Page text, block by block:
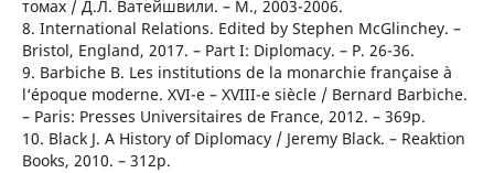
томах / Д.Л. Ватейшвили. – М., 2003-2006.
8. International Relations. Edited by Stephen McGlinchey. –
Bristol, England, 2017. – Part I: Diplomacy. – P. 26-36.
9. Barbiche B. Les institutions de la monarchie française à
l‘époque moderne. XVI-e – XVIII-e siècle / Вernard Barbiche.
– Paris: Presses Universitaires de France, 2012. – 369р.
10. Black J. A History of Diplomacy / Jeremy Black. – Reaktion
Books, 2010. – 312p.